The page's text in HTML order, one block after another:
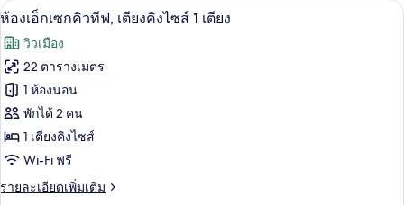
1
เตียง
(Panorama)
เพ
เฮา
ส์,
เตียง
คิง
ไซส์
เตียง
(Panorama)
เปิด
ภาพถ่าย
ทั้งหมด
ของ
ห้อง
เอ็ก
เซก
คิว
ห้องเอ็กเซกคิวทีฟ, เตียงคิงไซส์ 1 เตี
9
ห้องเอ็กเซกคิวทีฟ, เตียงคิงไซส์ 1 เตียง
วิวเมือง
22 ตารางเมตร
1 ห้องนอน
พักได้ 2 คน
1 เตียงคิงไซส์
Wi-Fi ฟรี
รายละเอียดเพิ่มเติม
ราย